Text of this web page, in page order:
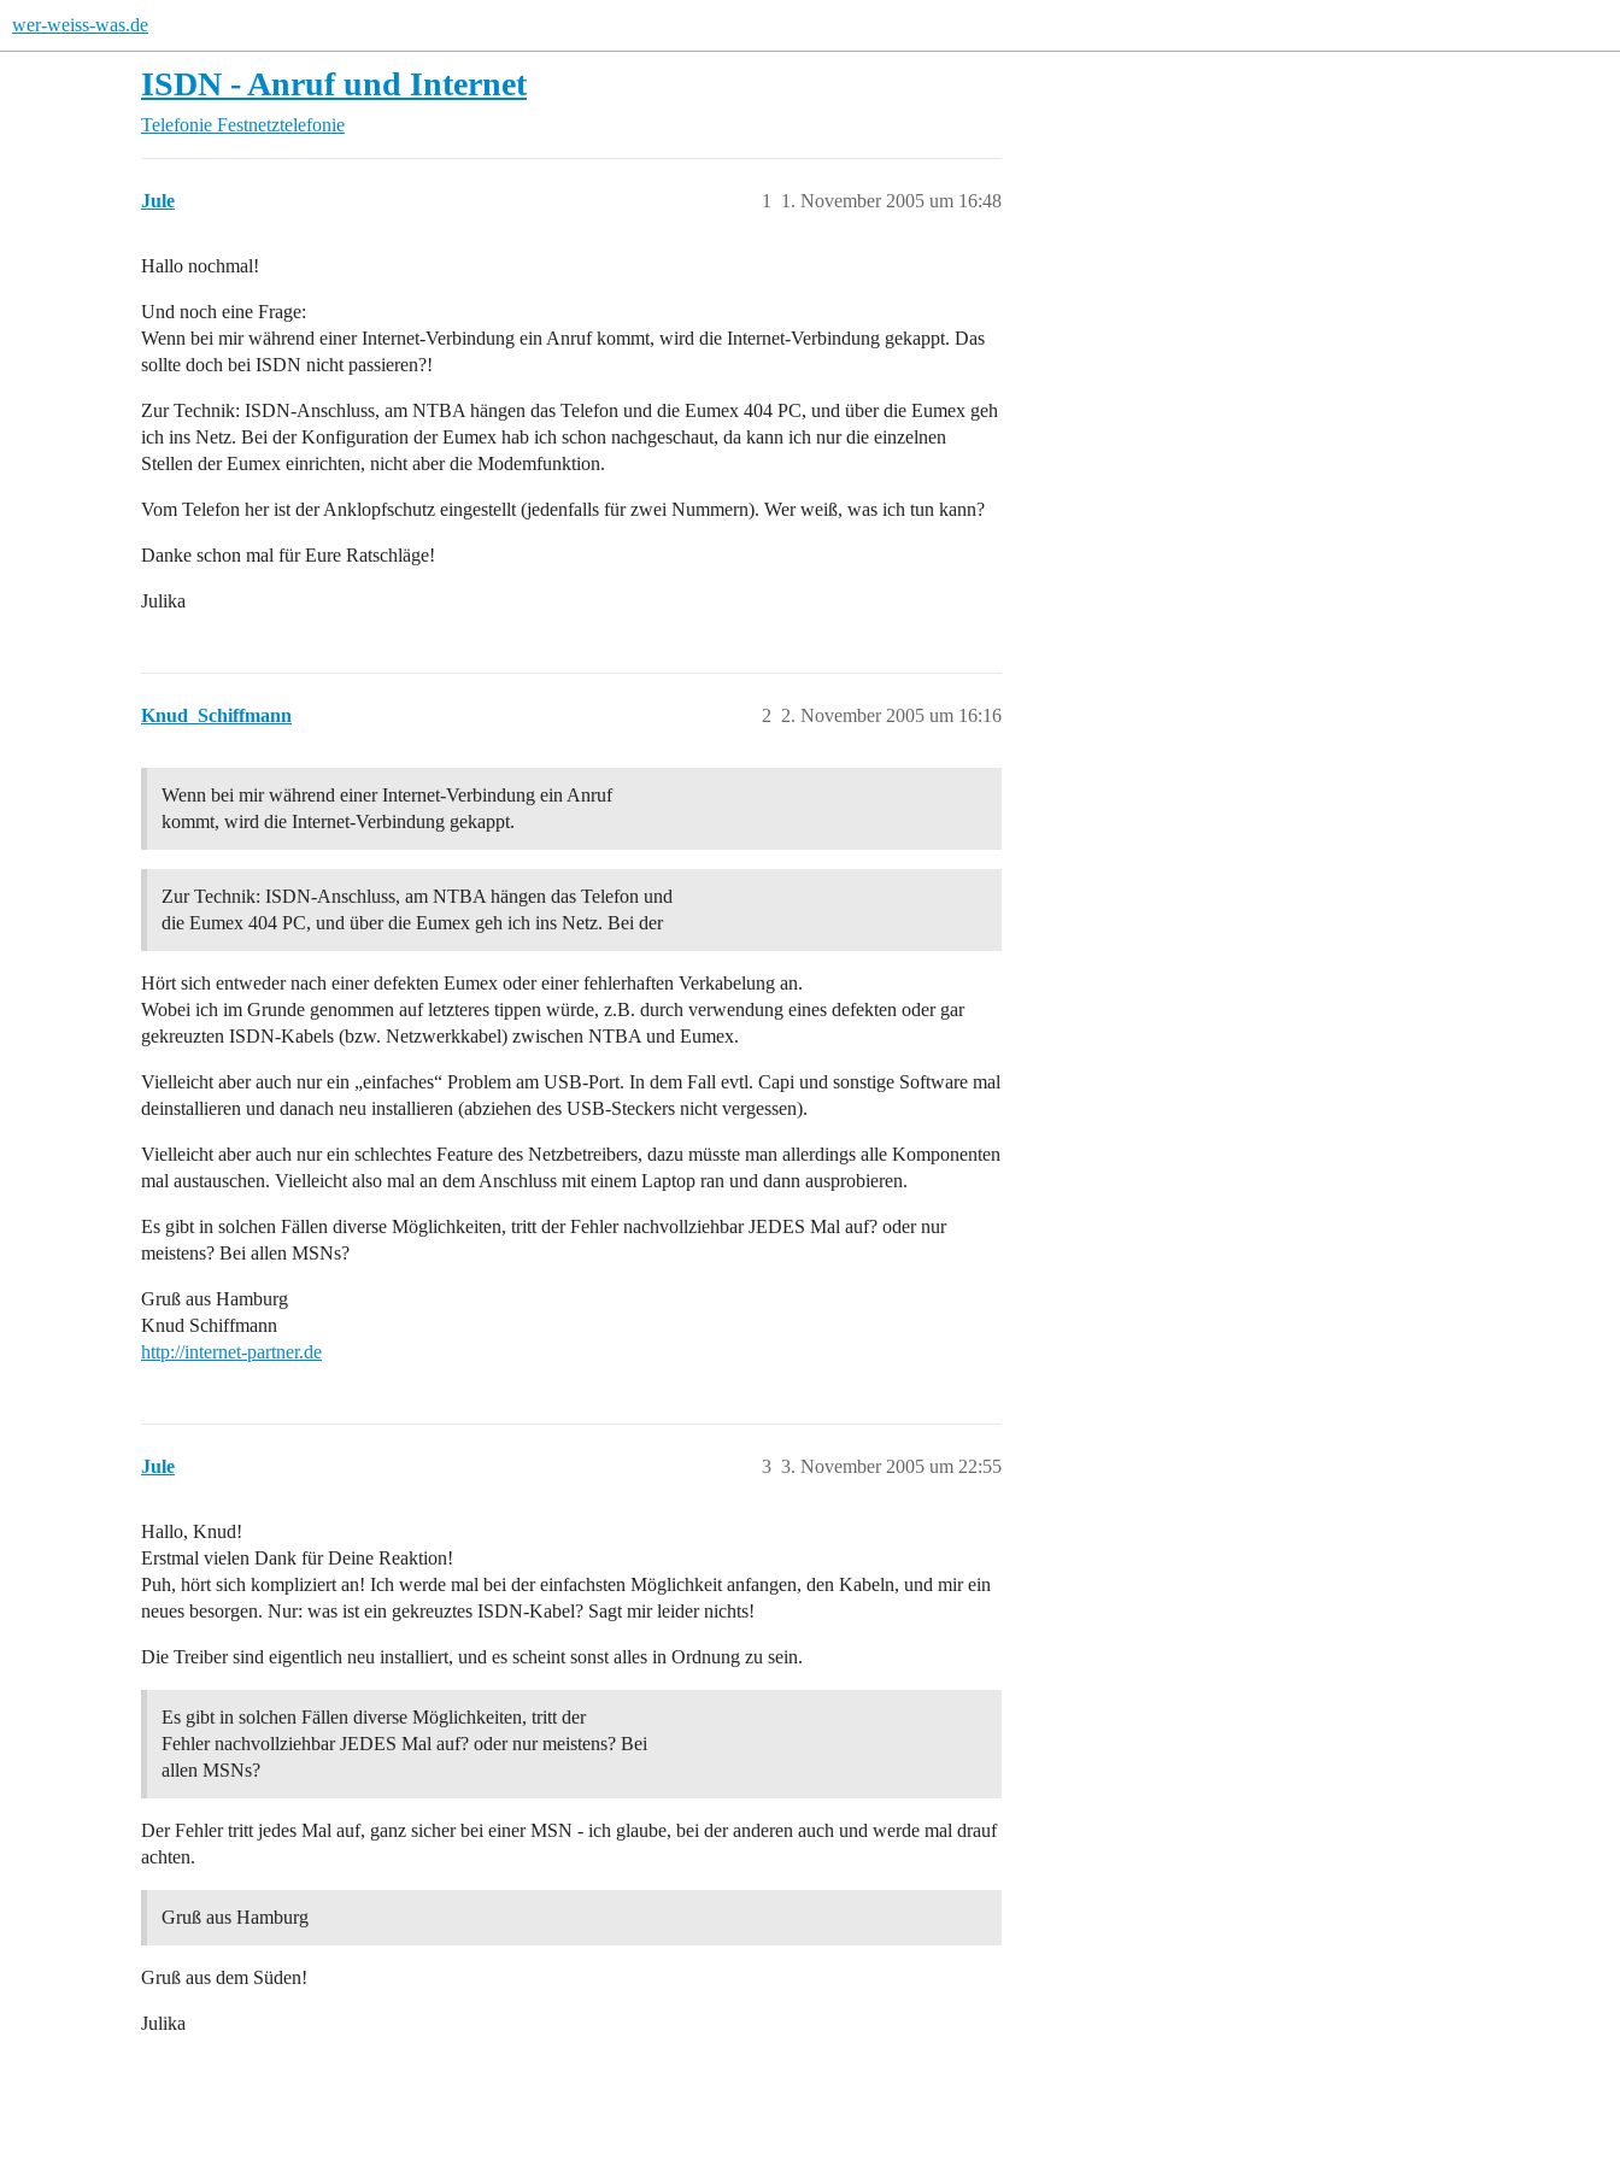
wer-weiss-was.de
ISDN - Anruf und Internet
Telefonie Festnetztelefonie
Jule 1. November 2005 um 16:48
1
Hallo nochmal!
Und noch eine Frage:
Wenn bei mir während einer Internet-Verbindung ein Anruf kommt, wird die Internet-Verbindung gekappt. Das
sollte doch bei ISDN nicht passieren?!
Zur Technik: ISDN-Anschluss, am NTBA hängen das Telefon und die Eumex 404 PC, und über die Eumex geh
ich ins Netz. Bei der Konfiguration der Eumex hab ich schon nachgeschaut, da kann ich nur die einzelnen
Stellen der Eumex einrichten, nicht aber die Modemfunktion.
Vom Telefon her ist der Anklopfschutz eingestellt (jedenfalls für zwei Nummern). Wer weiß, was ich tun kann?
Danke schon mal für Eure Ratschläge!
Julika
Knud_Schiffmann 2. November 2005 um 16:16
2
Wenn bei mir während einer Internet-Verbindung ein Anruf
kommt, wird die Internet-Verbindung gekappt.
Zur Technik: ISDN-Anschluss, am NTBA hängen das Telefon und
die Eumex 404 PC, und über die Eumex geh ich ins Netz. Bei der
Hört sich entweder nach einer defekten Eumex oder einer fehlerhaften Verkabelung an.
Wobei ich im Grunde genommen auf letzteres tippen würde, z.B. durch verwendung eines defekten oder gar
gekreuzten ISDN-Kabels (bzw. Netzwerkkabel) zwischen NTBA und Eumex.
Vielleicht aber auch nur ein „einfaches“ Problem am USB-Port. In dem Fall evtl. Capi und sonstige Software mal
deinstallieren und danach neu installieren (abziehen des USB-Steckers nicht vergessen).
Vielleicht aber auch nur ein schlechtes Feature des Netzbetreibers, dazu müsste man allerdings alle Komponenten
mal austauschen. Vielleicht also mal an dem Anschluss mit einem Laptop ran und dann ausprobieren.
Es gibt in solchen Fällen diverse Möglichkeiten, tritt der Fehler nachvollziehbar JEDES Mal auf? oder nur
meistens? Bei allen MSNs?
Gruß aus Hamburg
Knud Schiffmann
http://internet-partner.de
Jule 3. November 2005 um 22:55
3
Hallo, Knud!
Erstmal vielen Dank für Deine Reaktion!
Puh, hört sich kompliziert an! Ich werde mal bei der einfachsten Möglichkeit anfangen, den Kabeln, und mir ein
neues besorgen. Nur: was ist ein gekreuztes ISDN-Kabel? Sagt mir leider nichts!
Die Treiber sind eigentlich neu installiert, und es scheint sonst alles in Ordnung zu sein.
Es gibt in solchen Fällen diverse Möglichkeiten, tritt der
Fehler nachvollziehbar JEDES Mal auf? oder nur meistens? Bei
allen MSNs?
Der Fehler tritt jedes Mal auf, ganz sicher bei einer MSN - ich glaube, bei der anderen auch und werde mal drauf
achten.
Gruß aus Hamburg
Gruß aus dem Süden!
Julika